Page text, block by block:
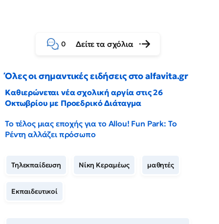
0 Δείτε τα σχόλια
Όλες οι σημαντικές ειδήσεις στο alfavita.gr
Καθιερώνεται νέα σχολική αργία στις 26
Οκτωβρίου με Προεδρικό Διάταγμα
Το τέλος μιας εποχής για το Allou! Fun Park: Το
Ρέντη αλλάζει πρόσωπο
Τηλεκπαίδευση Νίκη Κεραμέως μαθητές
Εκπαιδευτικοί